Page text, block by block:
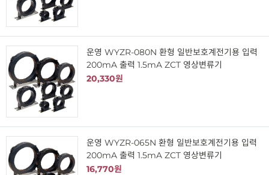
운영 WYZR-080N 환형 일반보호계전기용 입력
200mA 출력 1.5mA ZCT 영상변류기
20,330원
운영 WYZR-065N 환형 일반보호계전기용 입력
200mA 출력 1.5mA ZCT 영상변류기
16,770원